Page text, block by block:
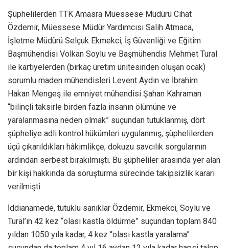
Şüphelilerden TTK Amasra Müessese Müdürü Cihat
Özdemir, Müessese Müdür Yardımcısı Salih Atmaca,
İşletme Müdürü Selçuk Ekmekci, İş Güvenliği ve Eğitim
Başmühendisi Volkan Soylu ve Başmühendis Mehmet Tural
ile kartiyelerden (birkaç üretim ünitesinden oluşan ocak)
sorumlu maden mühendisleri Levent Aydın ve İbrahim
Hakan Mengeş ile emniyet mühendisi Şahan Kahraman
“bilinçli taksirle birden fazla insanın ölümüne ve
yaralanmasına neden olmak” suçundan tutuklanmış, dört
şüpheliye adli kontrol hükümleri uygulanmış, şüphelilerden
üçü çıkarıldıkları hâkimlikçe, dokuzu savcılık sorgularının
ardından serbest bırakılmıştı. Bu şüpheliler arasında yer alan
bir kişi hakkında da soruşturma sürecinde takipsizlik kararı
verilmişti.
İddianamede, tutuklu sanıklar Özdemir, Ekmekci, Soylu ve
Tural’ın 42 kez “olası kastla öldürme” suçundan toplam 840
yıldan 1050 yıla kadar, 4 kez “olası kastla yaralama”